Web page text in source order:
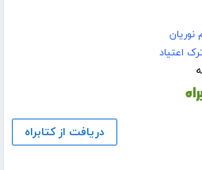
نوریان
اعتیاد
دریافت از کتابراه